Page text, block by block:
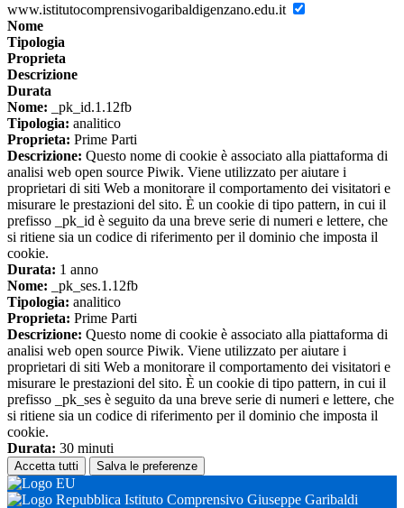
www.istitutocomprensivogaribaldigenzano.edu.it
Nome
Tipologia
Proprieta
Descrizione
Durata
Nome: _pk_id.1.12fb
Tipologia: analitico
Proprieta: Prime Parti
Descrizione: Questo nome di cookie è associato alla piattaforma di
analisi web open source Piwik. Viene utilizzato per aiutare i
proprietari di siti Web a monitorare il comportamento dei visitatori e
misurare le prestazioni del sito. È un cookie di tipo pattern, in cui il
prefisso _pk_id è seguito da una breve serie di numeri e lettere, che
si ritiene sia un codice di riferimento per il dominio che imposta il
cookie.
Durata: 1 anno
Nome: _pk_ses.1.12fb
Tipologia: analitico
Proprieta: Prime Parti
Descrizione: Questo nome di cookie è associato alla piattaforma di
analisi web open source Piwik. Viene utilizzato per aiutare i
proprietari di siti Web a monitorare il comportamento dei visitatori e
misurare le prestazioni del sito. È un cookie di tipo pattern, in cui il
prefisso _pk_ses è seguito da una breve serie di numeri e lettere, che
si ritiene sia un codice di riferimento per il dominio che imposta il
cookie.
Durata: 30 minuti
Accetta tutti Salva le preferenze
Istituto Comprensivo Giuseppe Garibaldi